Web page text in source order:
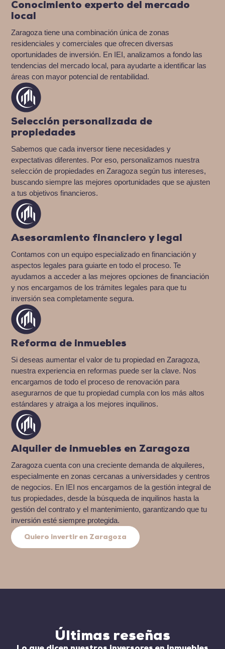
Conocimiento experto del mercado
local
Zaragoza tiene una combinación única de zonas
residenciales y comerciales que ofrecen diversas
oportunidades de inversión. En IEI, analizamos a fondo las
tendencias del mercado local, para ayudarte a identificar las
áreas con mayor potencial de rentabilidad.
Selección personalizada de
propiedades
Sabemos que cada inversor tiene necesidades y
expectativas diferentes. Por eso, personalizamos nuestra
selección de propiedades en Zaragoza según tus intereses,
buscando siempre las mejores oportunidades que se ajusten
a tus objetivos financieros.
Asesoramiento financiero y legal
Contamos con un equipo especializado en financiación y
aspectos legales para guiarte en todo el proceso. Te
ayudamos a acceder a las mejores opciones de financiación
y nos encargamos de los trámites legales para que tu
inversión sea completamente segura.
Reforma de inmuebles
Si deseas aumentar el valor de tu propiedad en Zaragoza,
nuestra experiencia en reformas puede ser la clave. Nos
encargamos de todo el proceso de renovación para
asegurarnos de que tu propiedad cumpla con los más altos
estándares y atraiga a los mejores inquilinos.
Alquiler de inmuebles en Zaragoza
Zaragoza cuenta con una creciente demanda de alquileres,
especialmente en zonas cercanas a universidades y centros
de negocios. En IEI nos encargamos de la gestión integral de
tus propiedades, desde la búsqueda de inquilinos hasta la
gestión del contrato y el mantenimiento, garantizando que tu
inversión esté siempre protegida.
Quiero invertir en Zaragoza
Últimas reseñas